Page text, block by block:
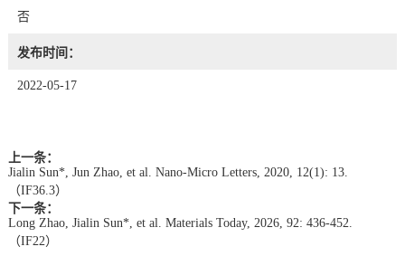
否
发布时间：
2022-05-17
上一条：
Jialin Sun*, Jun Zhao, et al. Nano-Micro Letters, 2020, 12(1): 13.
（IF36.3）
下一条：
Long Zhao, Jialin Sun*, et al. Materials Today, 2026, 92: 436-452.
（IF22）